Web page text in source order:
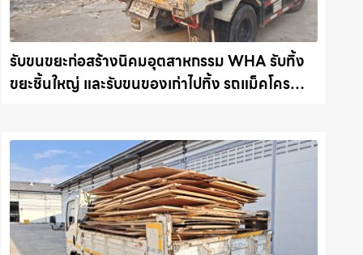
รับขนขยะก่อสร้างนิคมอุตสาหกรรม WHA รับทิ้ง
ขยะชิ้นใหญ่ และรับขนของเก่าไปทิ้ง รถแม็คโคร